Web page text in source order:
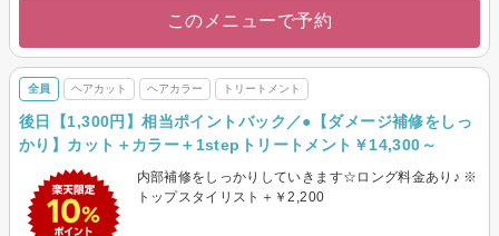
このメニューで予約
全員 ヘアカット ヘアカラー トリートメント
後日【1,300円】相当ポイントバック／●【ダメージ補修をしっ
かり】カット＋カラー＋1stepトリートメント￥14,300～
内部補修をしっかりしていきます☆ロング料金あり♪ ※
トップスタイリスト＋￥2,200